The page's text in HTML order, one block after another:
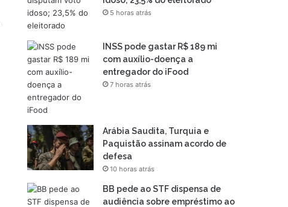
5 horas atrás
INSS pode gastar R$ 189 mi
com auxílio-doença a
entregador do iFood
7 horas atrás
Arábia Saudita, Turquia e
Paquistão assinam acordo de
defesa
10 horas atrás
BB pede ao STF dispensa de
audiência sobre empréstimo ao